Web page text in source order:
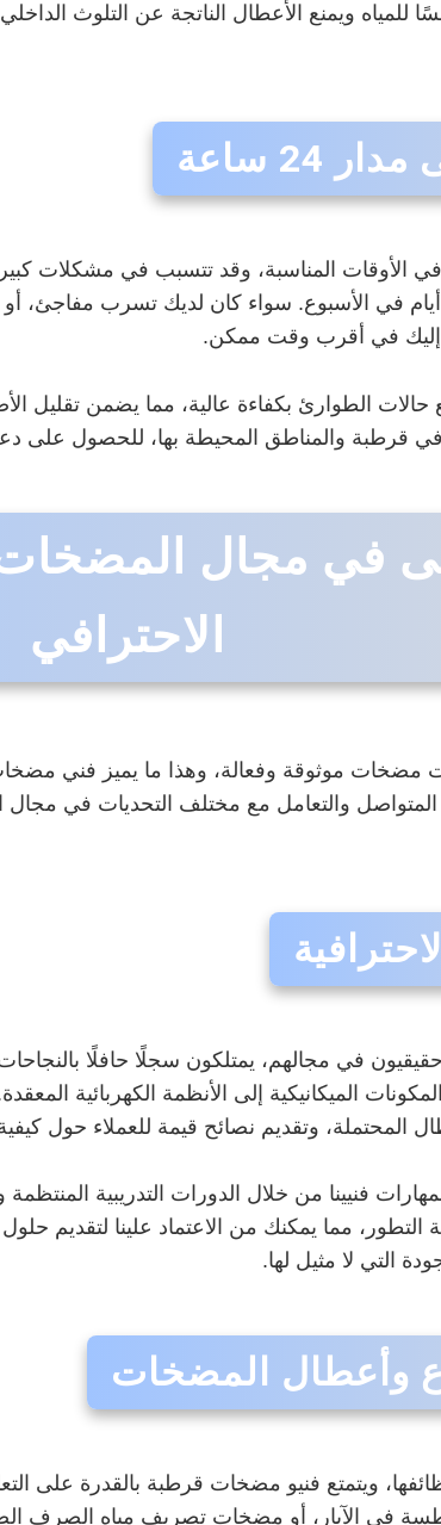
للمياه ويمنع الأعطال الناتجة عن التلوث
ساعة
الأوقات المناسبة، وقد تتسبب في مشكلات
مدار 24 ساعة، سبعة أيام في الأسبوع. سواء كان لديك
إليك في أقرب وقت ممكن.
مع حالات الطوارئ بكفاءة عالية، مما يضمن
قرطبة والمناطق المحيطة بها، للحصول
في مجال
الاحترافي
مضخات موثوقة وفعالة، وهذا ما يميز فني
والتعامل مع مختلف التحديات في
في مجالهم، يمتلكون سجلًا حافلًا
الميكانيكية إلى الأنظمة الكهربائية
المحتملة، وتقديم نصائح قيمة للعملاء حول
فنيينا من خلال الدورات التدريبية
مما يمكنك من الاعتماد علينا لتقديم
التي لا مثيل لها.
وأعطال المضخات
ويتمتع فنيو مضخات قرطبة بالقدرة على
في الآبار، أو مضخات تصريف مياه الصرف